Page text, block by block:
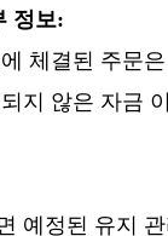
정보:
체결된 주문
지 않은 자금
예정된 유지